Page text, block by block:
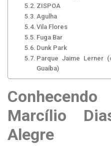
ZISPOA
Agulha
Vila Flores
Fuga Bar
Dunk Park
Parque Jaime Lerner
Guaíba)
Marcílio
Alegre